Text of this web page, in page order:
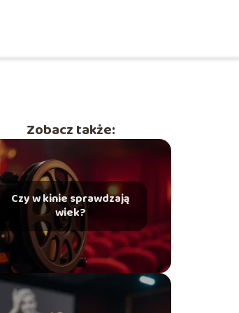
Zobacz także:
Czy w kinie sprawdzają
wiek?